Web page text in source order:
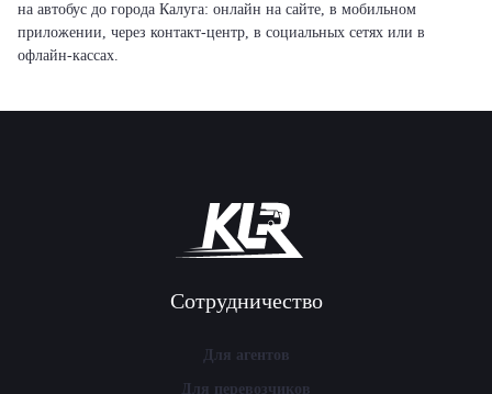
на автобус до города Калуга: онлайн на сайте, в мобильном
приложении, через контакт-центр, в социальных сетях или в
офлайн-кассах.
Сотрудничество
Для агентов
Для перевозчиков